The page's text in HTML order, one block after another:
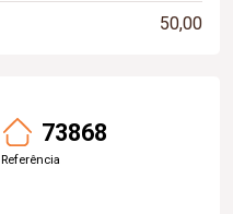
50,00
73868
Referência